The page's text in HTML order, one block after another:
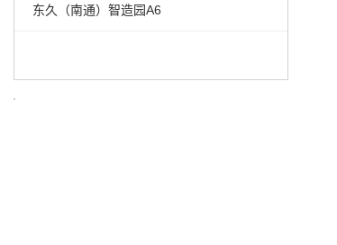
东久（南通）智造园A6